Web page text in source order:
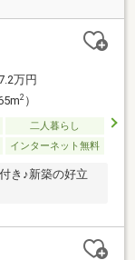
万円
2）
二人暮らし
インターネット無料
き♪新築の好立